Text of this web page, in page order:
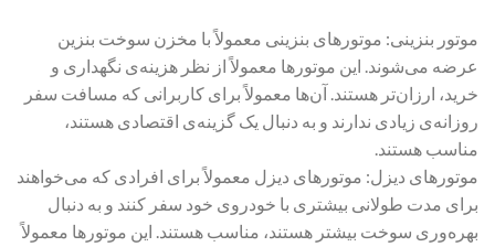
موتور بنزینی: موتورهای بنزینی معمولاً با مخزن سوخت بنزین
عرضه می‌شوند. این موتورها معمولاً از نظر هزینه‌ی نگهداری و
خرید، ارزان‌تر هستند. آن‌ها معمولاً برای کاربرانی که مسافت سفر
روزانه‌ی زیادی ندارند و به دنبال یک گزینه‌ی اقتصادی هستند،
مناسب هستند.
موتورهای دیزل: موتورهای دیزل معمولاً برای افرادی که می‌خواهند
برای مدت طولانی بیشتری با خودروی خود سفر کنند و به دنبال
بهره‌وری سوخت بیشتر هستند، مناسب هستند. این موتورها معمولاً